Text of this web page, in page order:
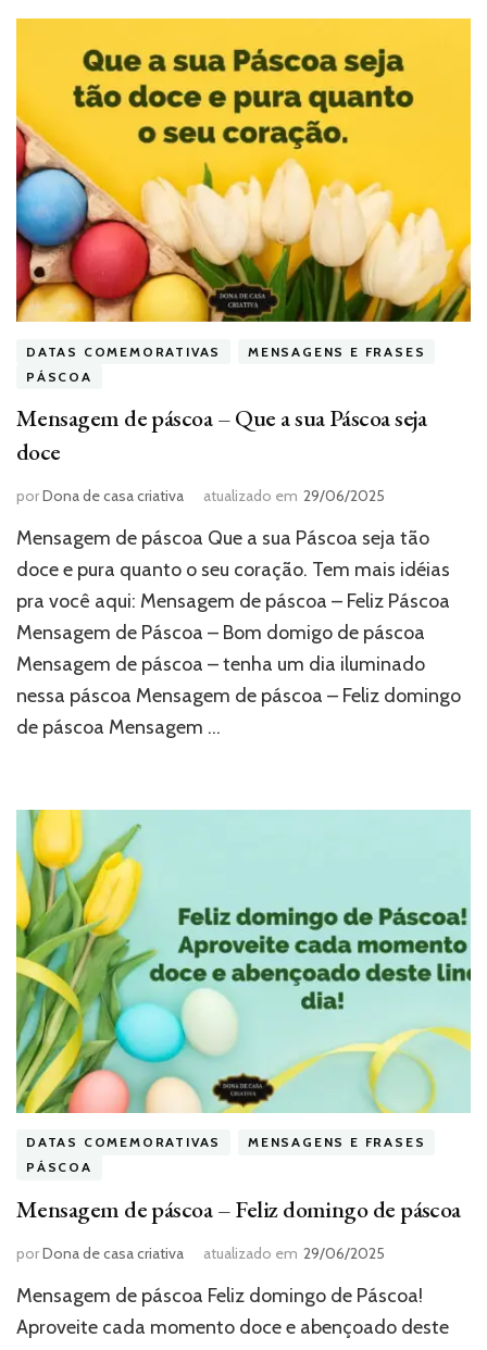
DATAS COMEMORATIVAS
MENSAGENS E FRASES
PÁSCOA
Mensagem de páscoa – Que a sua Páscoa seja
doce
porDona de casa criativa atualizado em 29/06/2025
Mensagem de páscoa Que a sua Páscoa seja tão
doce e pura quanto o seu coração. Tem mais idéias
pra você aqui: Mensagem de páscoa – Feliz Páscoa
Mensagem de Páscoa – Bom domigo de páscoa
Mensagem de páscoa – tenha um dia iluminado
nessa páscoa Mensagem de páscoa – Feliz domingo
de páscoa Mensagem …
DATAS COMEMORATIVAS
MENSAGENS E FRASES
PÁSCOA
Mensagem de páscoa – Feliz domingo de páscoa
porDona de casa criativa atualizado em 29/06/2025
Mensagem de páscoa Feliz domingo de Páscoa!
Aproveite cada momento doce e abençoado deste